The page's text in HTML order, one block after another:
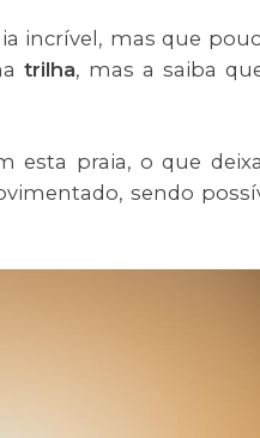
incrível, mas que
trilha, mas a saiba
esta praia, o que
sendo